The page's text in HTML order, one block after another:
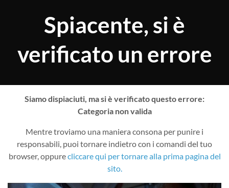
Spiacente, si è
verificato un errore
Siamo dispiaciuti, ma si è verificato questo errore:
Categoria non valida
Mentre troviamo una maniera consona per punire i
responsabili, puoi tornare indietro con i comandi del tuo
browser, oppurecliccare qui per tornare alla prima pagina del
sito.